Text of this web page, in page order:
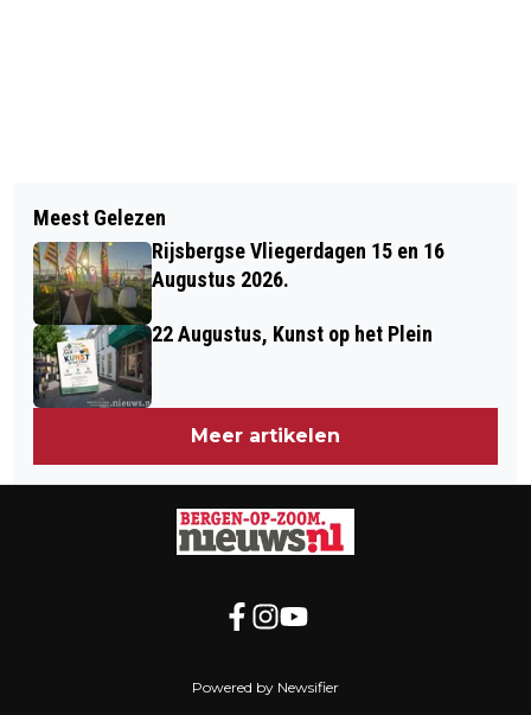
BURGEMEESTER TREFT PER DIRECT
MAATREGELEN NAAR AANLEIDING
VAN DE BRAND BIJ BAKKERIJ ASYA
AAN DE KAMPERFOELIESTRAAT.
1 FEBRUARI, IERSE AVOND MET DE
MANNEN VAN NAAM BIJ PODIUM
KLOOSTERHOF IN HOOGERHEIDE
Meest Gelezen
Rijsbergse Vliegerdagen 15 en 16
Augustus 2026.
22 Augustus, Kunst op het Plein
Meer artikelen
Powered by Newsifier